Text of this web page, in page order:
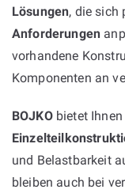
Lösungen, die sich
Anforderungen
vorhandene
Komponenten an
BOJKObietet
und Belastbarkeit
bleiben auch bei